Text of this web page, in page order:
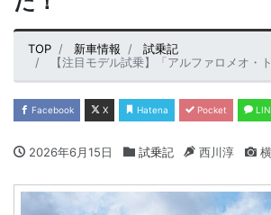
TOP 新車情報
試乗記
【注目モデル試乗】「アルファロメオ・トナーレ」がスタイルとハイブリッドシステムをリファイン。
Facebook X Hatena Pocket
2026年6月15日 試乗記 西川淳 横